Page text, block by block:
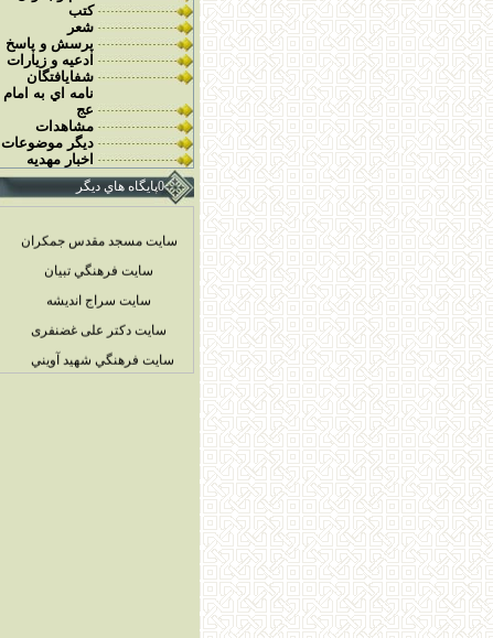
کتب
شعر
پرسش و پاسخ
ادعيه و زيارات
شفايافتگان
نامه اي به امام
عج
مشاهدات
ديگر موضوعات
اخبار مهديه
0پايگاه هاي ديگر
سايت فرهنگي تبيان
سايت سراج انديشه
سایت دکتر علی غضنفری
سايت فرهنگي شهيد آويني